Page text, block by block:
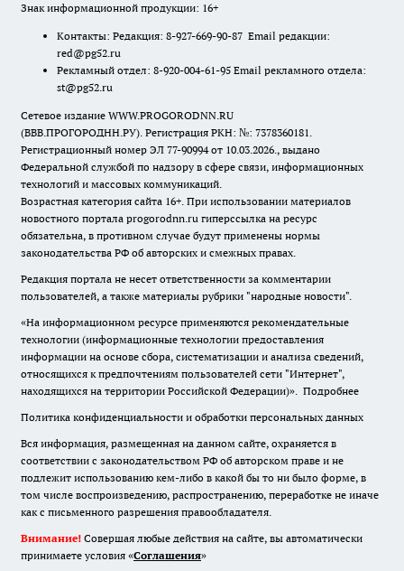
Знак информационной продукции: 16+
Контакты: Редакция: 8-927-669-90-87 Email редакции:
red@pg52.ru
Рекламный отдел: 8-920-004-61-95 Email рекламного отдела:
st@pg52.ru
Сетевое издание WWW.PROGORODNN.RU
(ВВВ.ПРОГОРОДНН.РУ). Регистрация РКН: №: 7378360181.
Регистрационный номер ЭЛ 77-90994 от 10.03.2026., выдано
Федеральной службой по надзору в сфере связи, информационных
технологий и массовых коммуникаций.
Возрастная категория сайта 16+. При использовании материалов
новостного портала progorodnn.ru гиперссылка на ресурс
обязательна, в противном случае будут применены нормы
законодательства РФ об авторских и смежных правах.
Редакция портала не несет ответственности за комментарии
пользователей, а также материалы рубрики "народные новости".
«На информационном ресурсе применяются рекомендательные
технологии (информационные технологии предоставления
информации на основе сбора, систематизации и анализа сведений,
относящихся к предпочтениям пользователей сети "Интернет",
находящихся на территории Российской Федерации)». Подробнее
Политика конфиденциальности и обработки персональных данных
Вся информация, размещенная на данном сайте, охраняется в
соответствии с законодательством РФ об авторском праве и не
подлежит использованию кем-либо в какой бы то ни было форме, в
том числе воспроизведению, распространению, переработке не иначе
как с письменного разрешения правообладателя.
Внимание! Совершая любые действия на сайте, вы автоматически
принимаете условия «Cоглашения»